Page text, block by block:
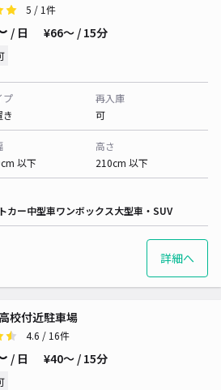
5 / 1件
/ 日 ¥66〜 / 15分
プ
再入庫
可
以下
高さ
210cm 以下
カー中型車ワンボックス大型車・SUV
詳細へ
校付近駐車場
4.6 / 16件
/ 日 ¥40〜 / 15分